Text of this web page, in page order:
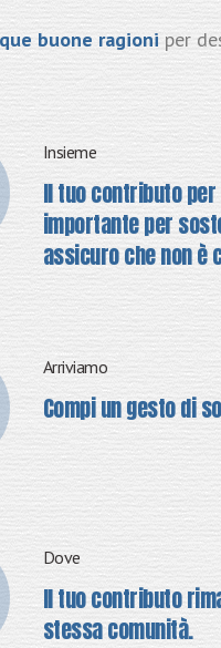
buone ragioni per
Insieme
Il tuo contributo per
importante per
assicuro che non è
Arriviamo
Compi un gesto di
Dove
Il tuo contributo
stessa comunità.